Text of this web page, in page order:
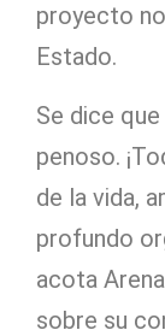
proyecto
Estado.
Se dice
penoso.
de la vida,
profundo
acota
sobre su